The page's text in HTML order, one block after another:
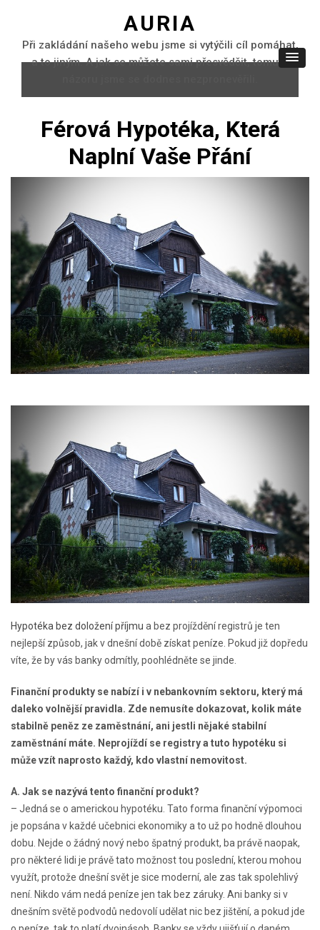
AURIA
Při zakládání našeho webu jsme si vytýčili cíl pomáhat,
a to jiným. A jak se můžete sami přesvědčit, tomuto
Férová Hypotéka, Která
Naplní Vaše Přání
Hypotéka bez doložení příjmu a bez projíždění registrů je ten
nejlepší způsob, jak v dnešní době získat peníze. Pokud již dopředu
víte, že by vás banky odmítly, poohlédněte se jinde.
Finanční produkty se nabízí i v nebankovním sektoru, který má
daleko volnější pravidla. Zde nemusíte dokazovat, kolik máte
stabilně peněz ze zaměstnání, ani jestli nějaké stabilní
zaměstnání máte. Neprojíždí se registry a tuto hypotéku si
může vzít naprosto každý, kdo vlastní nemovitost.
A. Jak se nazývá tento finanční produkt?
– Jedná se o americkou hypotéku. Tato forma finanční výpomoci
je popsána v každé učebnici ekonomiky a to už po hodně dlouhou
dobu. Nejde o žádný nový nebo špatný produkt, ba právě naopak,
pro některé lidi je právě tato možnost tou poslední, kterou mohou
využít, protože dnešní svět je sice moderní, ale zas tak spolehlivý
není. Nikdo vám nedá peníze jen tak bez záruky. Ani banky si v
dnešním světě podvodů nedovolí udělat nic bez jištění, a pokud jde